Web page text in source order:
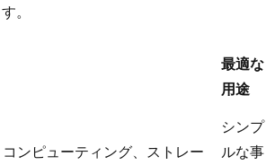
。
最適な
用途
ンピューティング、ストレー
シンプ
ルな事